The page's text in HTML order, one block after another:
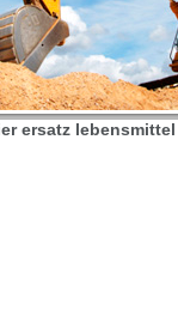
ersatz lebensmittel